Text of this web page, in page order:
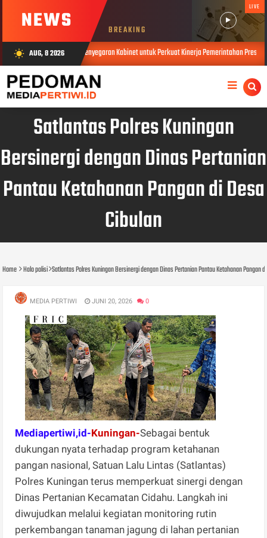
NEWS BREAKING
LIVE
wb_sunny AUG, 8 2026
Evaluasi dan Penyegaran Kabinet untuk Perkuat Kinerja Pemerintahan Presiden prabowo
​Satlantas Polres Kuningan
Bersinergi dengan Dinas Pertanian
Pantau Ketahanan Pangan di Desa
Cibulan
Home Halo polisi ​Satlantas Polres Kuningan Bersinergi dengan Dinas Pertanian Pantau Ketahanan Pangan
MEDIA PERTIWI JUNI 20, 2026 0
Mediapertiwi,id-Kuningan-Sebagai bentuk
dukungan nyata terhadap program ketahanan
pangan nasional, Satuan Lalu Lintas (Satlantas)
Polres Kuningan terus memperkuat sinergi dengan
Dinas Pertanian Kecamatan Cidahu. Langkah ini
diwujudkan melalui kegiatan monitoring rutin
perkembangan tanaman jagung di lahan pertanian